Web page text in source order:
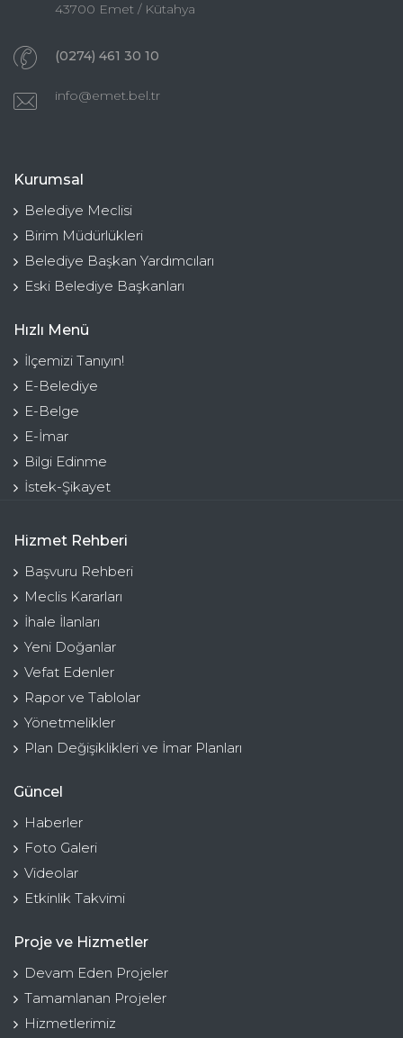
43700 Emet / Kütahya
(0274) 461 30 10
info@emet.bel.tr
Kurumsal
Belediye Meclisi
Birim Müdürlükleri
Belediye Başkan Yardımcıları
Eski Belediye Başkanları
Hızlı Menü
İlçemizi Tanıyın!
E-Belediye
E-Belge
E-İmar
Bilgi Edinme
İstek-Şikayet
Hizmet Rehberi
Başvuru Rehberi
Meclis Kararları
İhale İlanları
Yeni Doğanlar
Vefat Edenler
Rapor ve Tablolar
Yönetmelikler
Plan Değişiklikleri ve İmar Planları
Güncel
Haberler
Foto Galeri
Videolar
Etkinlik Takvimi
Proje ve Hizmetler
Devam Eden Projeler
Tamamlanan Projeler
Hizmetlerimiz